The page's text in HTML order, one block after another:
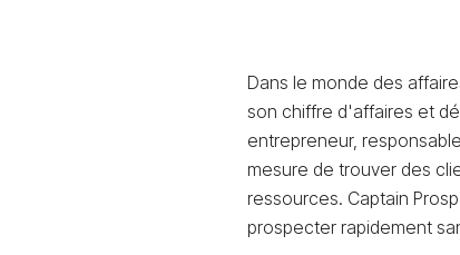
Dans le monde des
son chiffre d'affaires et
entrepreneur,
mesure de trouver des
ressources. Captain
prospecter rapidement